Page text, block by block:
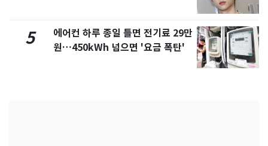
5
에어컨 하루 종일 틀면 전기료 29만
원…450kWh 넘으면 '요금 폭탄'